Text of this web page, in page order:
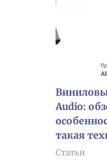
Audio:
такая
Статьи